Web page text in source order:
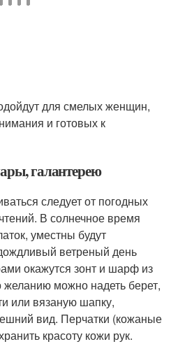
для смелых женщин,
и готовых к
галантерею
следует от погодных
В солнечное время
уместны будут
ветреный день
окажутся зонт и шарф из
можно надеть берет,
или вязаную шапку,
вид. Перчатки (кожаные
красоту кожи рук.